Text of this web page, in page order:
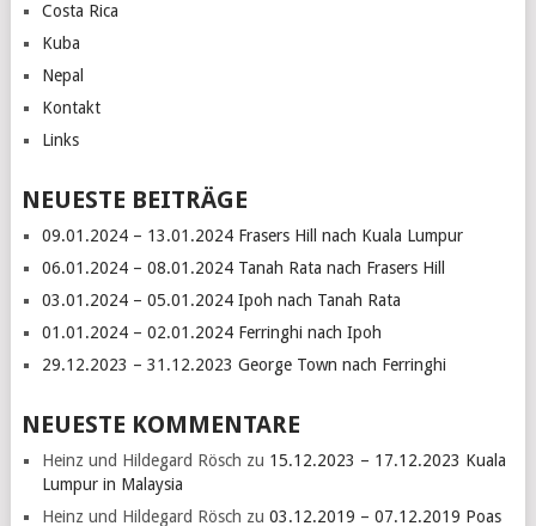
Costa Rica
Kuba
Nepal
Kontakt
Links
NEUESTE BEITRÄGE
09.01.2024 – 13.01.2024 Frasers Hill nach Kuala Lumpur
06.01.2024 – 08.01.2024 Tanah Rata nach Frasers Hill
03.01.2024 – 05.01.2024 Ipoh nach Tanah Rata
01.01.2024 – 02.01.2024 Ferringhi nach Ipoh
29.12.2023 – 31.12.2023 George Town nach Ferringhi
NEUESTE KOMMENTARE
Heinz und Hildegard Rösch zu 15.12.2023 – 17.12.2023 Kuala
Lumpur in Malaysia
Heinz und Hildegard Rösch zu 03.12.2019 – 07.12.2019 Poas